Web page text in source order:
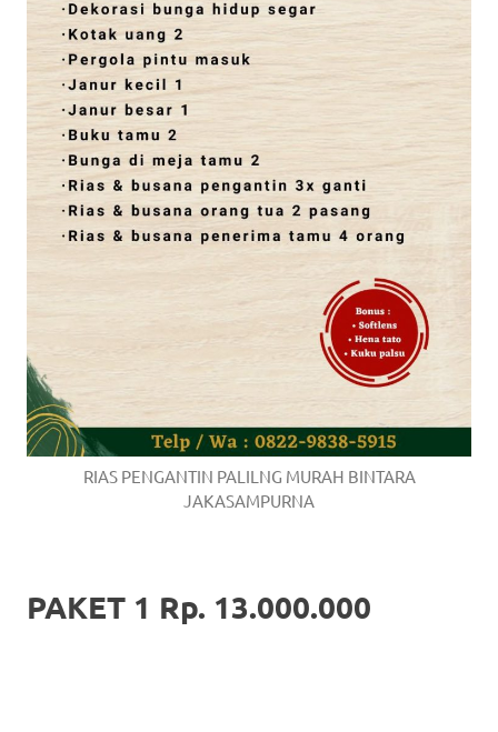
RIAS PENGANTIN PALILNG MURAH BINTARA
JAKASAMPURNA
PAKET 1 Rp. 13.000.000